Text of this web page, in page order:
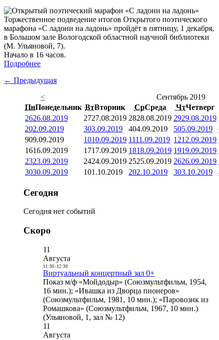
Торжественное подведение итогов Открытого поэтического
марафона «С ладони на ладонь» пройдёт в пятницу, 1 декабря,
в Большом зале Вологодской областной научной библиотеки
(М. Ульяновой, 7).
Начало в 16 часов.
Подробнее
← Предыдущая
<
Сентябрь 2019
ПнПонедельник ВтВторник СрСреда ЧтЧетверг
2626.08.2019 2727.08.2019 2828.08.2019 2929.08.2019
202.09.2019 303.09.2019 404.09.2019 505.09.2019
909.09.2019 1010.09.2019 1111.09.2019 1212.09.2019
1616.09.2019 1717.09.2019 1818.09.2019 1919.09.2019
2323.09.2019 2424.09.2019 2525.09.2019 2626.09.2019
3030.09.2019 101.10.2019 202.10.2019 303.10.2019
Сегодня
Сегодня нет событий
Скоро
11
Августа
11:30- 12:30
Виртуальный концертный зал 0+
Показ м/ф «Мойдодыр» (Союзмультфильм, 1954,
16 мин.); «Ивашка из Дворца пионеров»
(Союзмультфильм, 1981, 10 мин.); «Паровозик из
Ромашкова» (Союзмультфильм, 1967, 10 мин.)
(Ульяновой, 1, зал № 12)
11
Августа